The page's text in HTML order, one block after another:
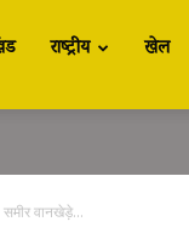
राष्ट्रीय खेल
वानखेड़े...